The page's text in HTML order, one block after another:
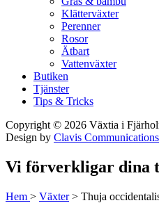
Klätterväxter
Perenner
Rosor
Ätbart
Vattenväxter
Butiken
Tjänster
Tips & Tricks
Copyright © 2026 Växtia i
Design by Clavis Communications
Vi förverkligar dina
Hem > Växter> Thuja